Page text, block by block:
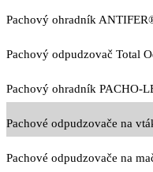
Pachový ohradník
Pachový odpudzovač Total
Pachový ohradník PACHO-
Pachové odpudzovače na
Pachové odpudzovače na